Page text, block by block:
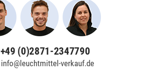
+49 (0)2871-2347790
info@leuchtmittel-verkauf.de